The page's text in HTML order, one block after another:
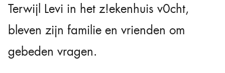
Terwijl Levi in het z!ekenhuis v0cht,
bleven zijn familie en vrienden om
gebeden vragen.